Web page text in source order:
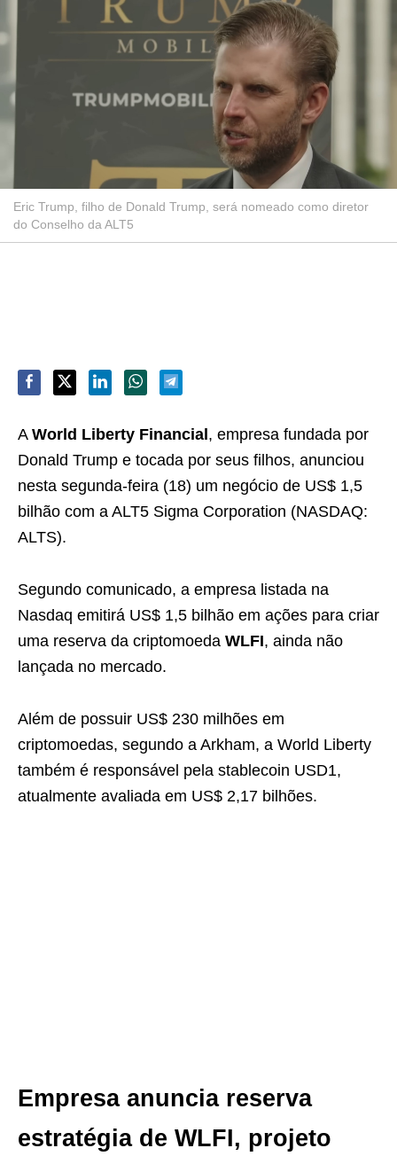
Eric Trump, filho de Donald Trump, será nomeado como diretor
do Conselho da ALT5
A World Liberty Financial , empresa fundada por
Donald Trump e tocada por seus filhos, anunciou
nesta segunda-feira (18) um negócio de US$ 1,5
bilhão com a ALT5 Sigma Corporation (NASDAQ:
ALTS).
Segundo comunicado, a empresa listada na
Nasdaq emitirá US$ 1,5 bilhão em ações para criar
uma reserva da criptomoeda WLFI, ainda não
lançada no mercado.
Além de possuir US$ 230 milhões em
criptomoedas, segundo a Arkham, a World Liberty
também é responsável pela stablecoin USD1,
atualmente avaliada em US$ 2,17 bilhões.
Empresa anuncia reserva
estratégia de WLFI, projeto